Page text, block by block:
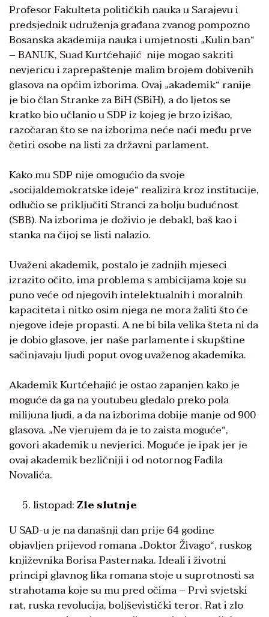
Profesor Fakulteta političkih nauka u Sarajevu i
predsjednik udruženja građana zvanog pompozno
Bosanska akademija nauka i umjetnosti „Kulin ban“
– BANUK, Suad Kurtćehajić nije mogao sakriti
nevjericu i zaprepaštenje malim brojem dobivenih
glasova na općim izborima. Ovaj „akademik“ ranije
je bio član Stranke za BiH (SBiH), a do ljetos se
kratko bio učlanio u SDP iz kojeg je brzo izišao,
razočaran što se na izborima neće naći među prve
četiri osobe na listi za državni parlament.
Kako mu SDP nije omogućio da svoje
„socijaldemokratske ideje“ realizira kroz institucije,
odlučio se priključiti Stranci za bolju budućnost
(SBB). Na izborima je doživio je debakl, baš kao i
stanka na čijoj se listi nalazio.
Uvaženi akademik, postalo je zadnjih mjeseci
izrazito očito, ima problema s ambicijama koje su
puno veće od njegovih intelektualnih i moralnih
kapaciteta i nitko osim njega ne mora žaliti što će
njegove ideje propasti. A ne bi bila velika šteta ni da
je dobio glasove, jer naše parlamente i skupštine
sačinjavaju ljudi poput ovog uvaženog akademika.
Akademik Kurtćehajić je ostao zapanjen kako je
moguće da ga na youtubeu gledalo preko pola
milijuna ljudi, a da na izborima dobije manje od 900
glasova. „Ne vjerujem da je to zaista moguće“,
govori akademik u nevjerici. Moguće je ipak jer je
ovaj akademik bezličniji i od notornog Fadila
Novalića.
listopad:Zle slutnje
U SAD-u je na današnji dan prije 64 godine
objavljen prijevod romana „Doktor Živago“, ruskog
književnika Borisa Pasternaka. Ideali i životni
principi glavnog lika romana stoje u suprotnosti sa
strahotama koje su mu pred očima – Prvi svjetski
rat, ruska revolucija, boljševistički teror. Rat i zlo